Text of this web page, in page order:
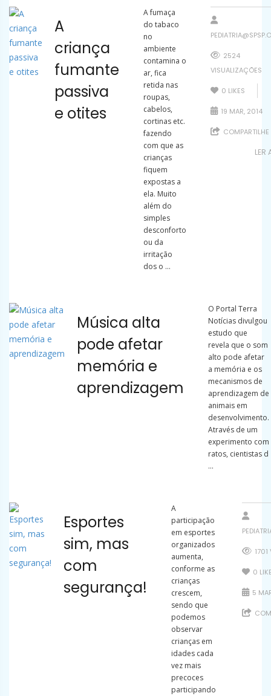
A
criança
fumante
passiva
e otites
A fumaça
do tabaco
no
ambiente
contamina o
ar, fica
retida nas
roupas,
cabelos,
cortinas etc.
fazendo
com que as
crianças
fiquem
expostas a
ela. Muito
além do
simples
desconforto
ou da
irritação
dos o ...
2524
VISUALIZAÇÕES
0 LIKES
19 MAR, 2014
COMPARTILHE
LER
Música alta
pode afetar
memória e
aprendizagem
O Portal Terra
Notícias divulgou
estudo que
revela que o som
alto pode afetar
a memória e os
mecanismos de
aprendizagem de
animais em
desenvolvimento.
Através de um
experimento com
ratos, cientistas d
...
Esportes
sim, mas
com
segurança!
A
participação
em esportes
organizados
aumenta,
conforme as
crianças
crescem,
sendo que
podemos
observar
crianças em
idades cada
vez mais
precoces
participando
1701
0
5